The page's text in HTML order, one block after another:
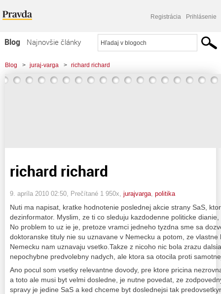
Registrácia Prihlásenie
Blog
Najnovšie články
Najčítanejšie články
Najkomentovanejšie články
Blog > juraj-varga > richard richard
richard richard
9. apríla 2010 02:50 , Prečítané 1 950x, jurajvarga politika
Nuti ma napisat, kratke hodnotenie poslednej akcie strany SaS,
dezinformator. Myslim, ze ti co sleduju kazdodenne politicke
No problem to uz ie je, pretoze vramci jedneho tyzdna sme sa
doktoranske tituly nie su uznavane v Nemecku a potom, ze
Nemecku nam uznavaju vsetko.Takze z nicoho nic bola zrazu
nepochybne predvolebny nadych, ale ktora sa otocila proti
Ano pocul som vsetky relevantne dovody, pre ktore pricina
a toto ale musi byt velmi dosledne, je nutne povedat, ze
spravy je jedine SaS a ked chceme byt doslednejsi tak